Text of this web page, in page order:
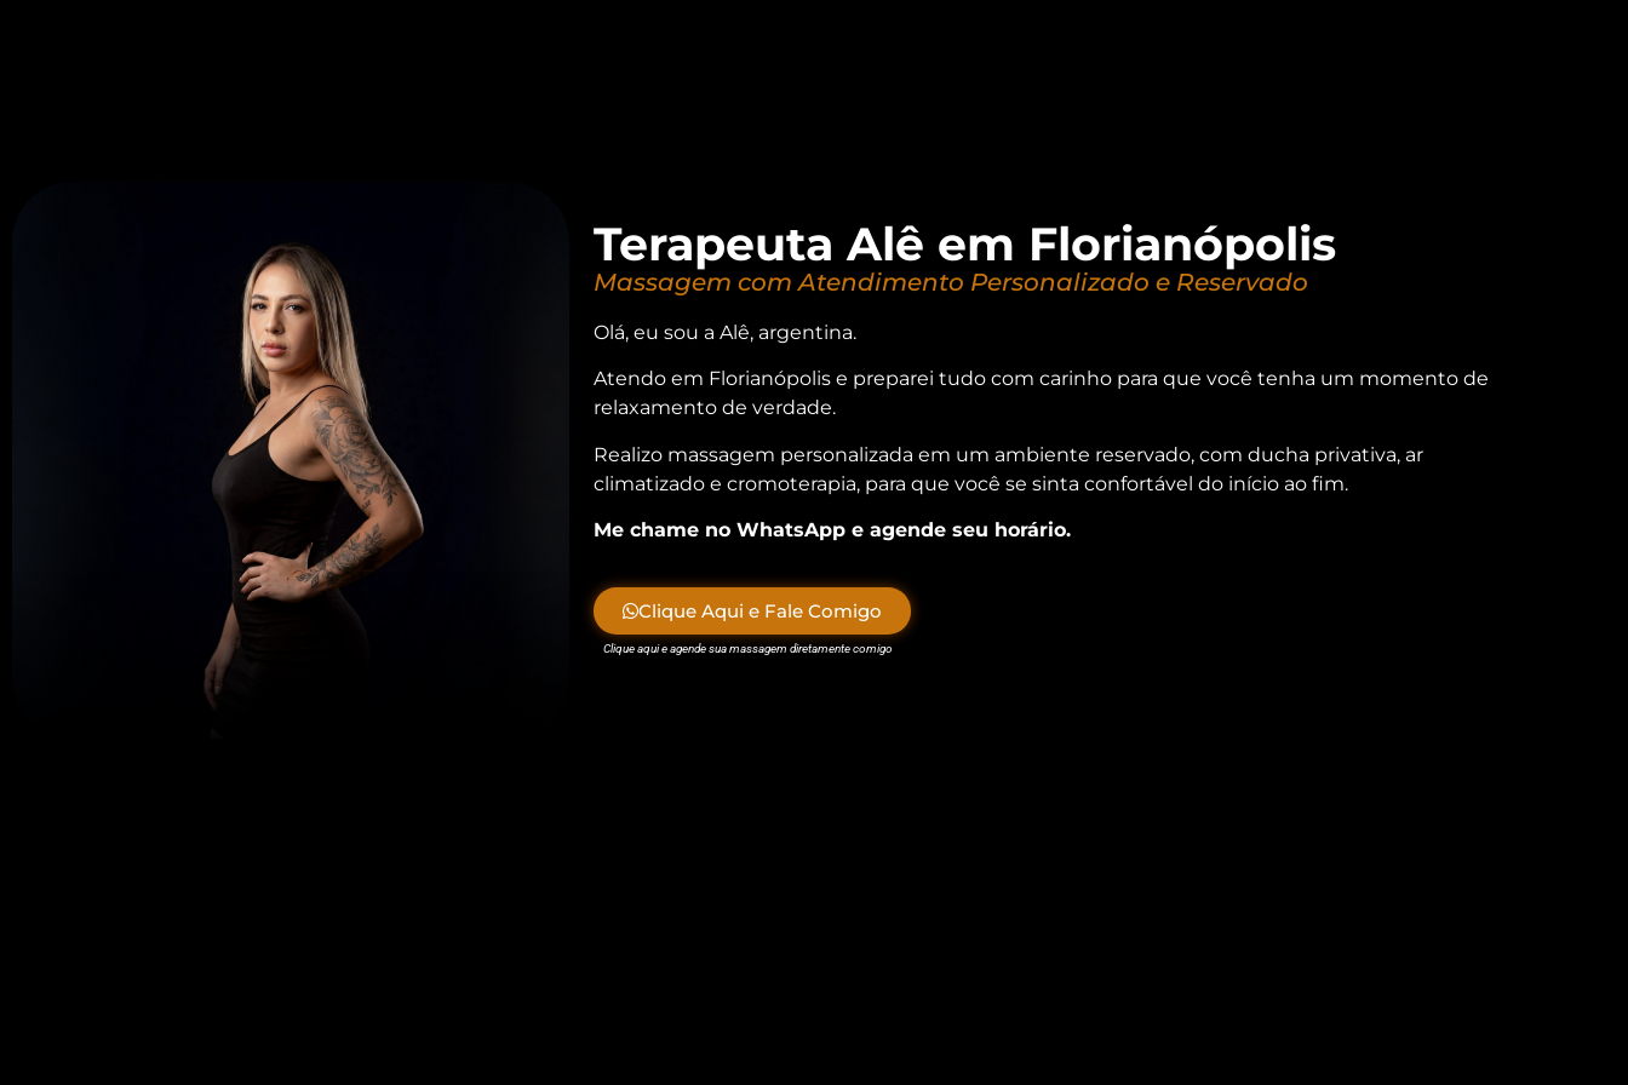
Terapeuta Alê em Florianópolis
Massagem com Atendimento Personalizado e Reservado
Olá, eu sou a Alê, argentina.
Atendo em Florianópolis e preparei tudo com carinho para que você tenha um momento de
relaxamento de verdade.
Realizo massagem personalizada em um ambiente reservado, com ducha privativa, ar
climatizado e cromoterapia, para que você se sinta confortável do início ao fim.
Me chame no WhatsApp e agende seu horário.
Clique Aqui e Fale Comigo
Clique aqui e agende sua massagem diretamente comigo